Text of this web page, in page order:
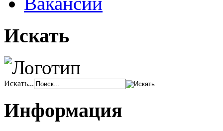
Искать
Искать...
Информация